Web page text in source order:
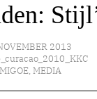
2013
, MEDIA